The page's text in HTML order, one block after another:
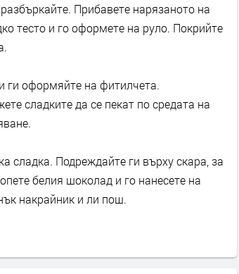
Прибавете нарязаното на
тесто и го оформете на руло. Покрийте
ги оформяйте на фитилчета.
сладките да се пекат по средата на
сладка. Подреждайте ги върху скара, за
белия шоколад и го нанесете на
накрайник и ли пош.